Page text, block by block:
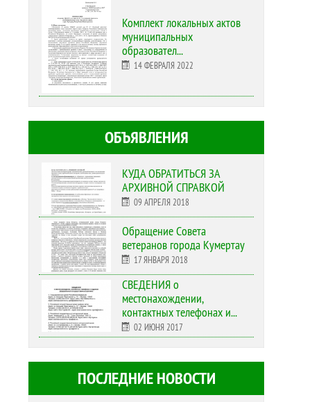
Комплект локальных актов
муниципальных
образовател...
14 ФЕВРАЛЯ 2022
ОБЪЯВЛЕНИЯ
КУДА ОБРАТИТЬСЯ ЗА
АРХИВНОЙ СПРАВКОЙ
09 АПРЕЛЯ 2018
Обращение Совета
ветеранов города Кумертау
17 ЯНВАРЯ 2018
СВЕДЕНИЯ о
местонахождении,
контактных телефонах и...
02 ИЮНЯ 2017
ПОСЛЕДНИЕ НОВОСТИ